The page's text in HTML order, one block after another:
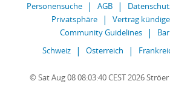
Personensuche AGB
Privatsphäre
Vertrag
Community Guidelines
Schweiz
Österreich
© Sat Aug 08 08:03:40 CEST 2026